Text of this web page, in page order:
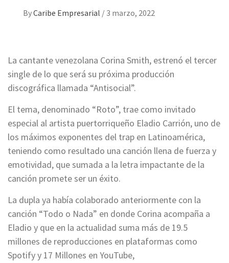
ByCaribe Empresarial / 3 marzo, 2022
La cantante venezolana Corina Smith, estrenó el tercer
single de lo que será su próxima producción
discográfica llamada “Antisocial”.
El tema, denominado “Roto”, trae como invitado
especial al artista puertorriqueño Eladio Carrión, uno de
los máximos exponentes del trap en Latinoamérica,
teniendo como resultado una canción llena de fuerza y
emotividad, que sumada a la letra impactante de la
canción promete ser un éxito.
La dupla ya había colaborado anteriormente con la
canción “Todo o Nada” en donde Corina acompaña a
Eladio y que en la actualidad suma más de 19.5
millones de reproducciones en plataformas como
Spotify y 17 Millones en YouTube,